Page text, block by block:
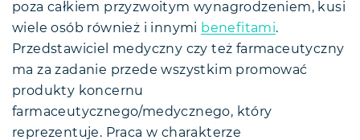
poza całkiem przyzwoitym wynagrodzeniem, kusi
wiele osób również i innymi benefitami.
Przedstawiciel medyczny czy też farmaceutyczny
ma za zadanie przede wszystkim promować
produkty koncernu
farmaceutycznego/medycznego, który
reprezentuje. Praca w charakterze